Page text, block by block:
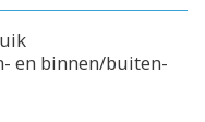
en binnen/buiten-